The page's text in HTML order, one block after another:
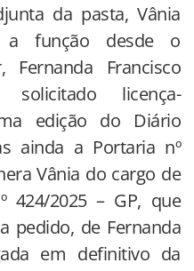
da pasta, Vânia
a função desde o
Francisco
licença-
edição do Diário
ainda a Portaria nº
Vânia do cargo de
424/2025 – GP, que
pedido, de Fernanda
em definitivo da